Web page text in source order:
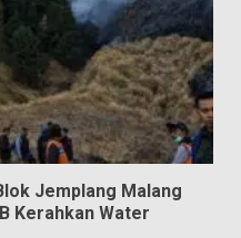
Jemplang Malang
Kerahkan Water